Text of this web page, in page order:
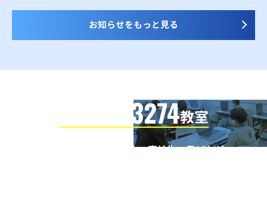
お知らせをもっと見る
3274教室
全国の小学生・中学生・高校生・子どもが